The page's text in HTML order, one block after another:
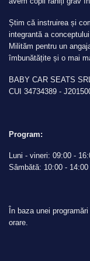
Știm că instruirea și
integrantă a conceptului
Milităm pentru un
îmbunătățite și o mai
BABY CAR SEATS
CUI 34734389 -
Program:
Luni - vineri: 09:00 -
Sâmbătă: 10:00 - 14:00
În baza unei
orare.